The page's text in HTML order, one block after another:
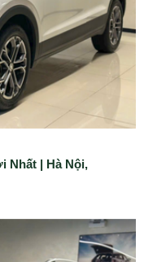
Nhất | Hà Nội,